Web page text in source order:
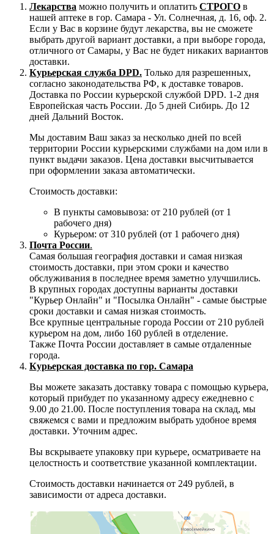
Лекарства можно получить и оплатить СТРОГО в
нашей аптеке в гор. Самара - Ул. Солнечная, д. 16, оф. 2.
Если у Вас в корзине будут лекарства, вы не сможете
выбрать другой вариант доставки, а при выборе города,
отличного от Самары, у Вас не будет никаких вариантов
доставки.
Курьерская служба DPD. Только для разрешенных,
согласно законодательства РФ, к доставке товаров.
Доставка по России курьерской службой DPD. 1-2 дня
Европейская часть России. До 5 дней Сибирь. До 12
дней Дальний Восток.
Мы доставим Ваш заказ за несколько дней по всей
территории России курьерскими службами на дом или в
пункт выдачи заказов. Цена доставки высчитывается
при оформлении заказа автоматически.
Стоимость доставки:
В пункты самовывоза: от 210 рублей (от 1
рабочего дня)
Курьером: от 310 рублей (от 1 рабочего дня)
Почта России.
Самая большая география доставки и самая низкая
стоимость доставки, при этом сроки и качество
обслуживания в последнее время заметно улучшились.
В крупных городах доступны варианты доставки
"Курьер Онлайн" и "Посылка Онлайн" - самые быстрые
сроки доставки и самая низкая стоимость.
Все крупные центральные города России от 210 рублей
курьером на дом, либо 160 рублей в отделение.
Также Почта России доставляет в самые отдаленные
города.
Курьерская доставка по гор. Самара
Вы можете заказать доставку товара с помощью курьера,
который прибудет по указанному адресу ежедневно с
9.00 до 21.00. После поступления товара на склад, мы
свяжемся с вами и предложим выбрать удобное время
доставки. Уточним адрес.
Вы вскрываете упаковку при курьере, осматриваете на
целостность и соответствие указанной комплектации.
Стоимость доставки начинается от 249 рублей, в
зависимости от адреса доставки.